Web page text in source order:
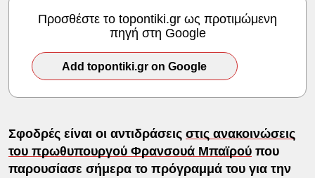
Προσθέστε το topontiki.gr ως προτιμώμενη
πηγή στη Google
Add topontiki.gr on Google
Σφοδρές είναι οι αντιδράσεις στις ανακοινώσεις
του πρωθυπουργού Φρανσουά Μπαϊρούπου
παρουσίασε σήμερα το πρόγραμμά του για την